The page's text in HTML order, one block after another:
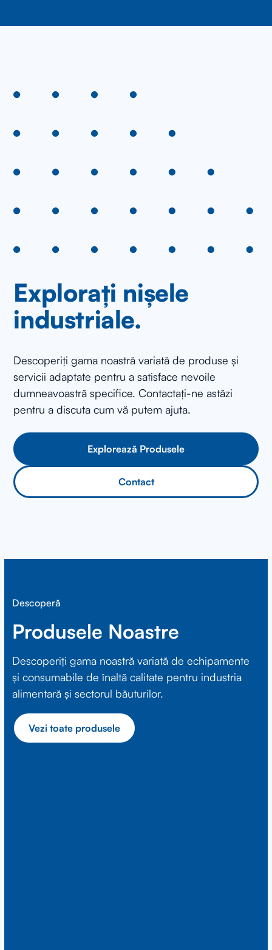
Explorați nișele
industriale.
Descoperiți gama noastră variată de produse și
servicii adaptate pentru a satisface nevoile
dumneavoastră specifice. Contactați-ne astăzi
pentru a discuta cum vă putem ajuta.
Explorează Produsele
Contact
Descoperă
Produsele Noastre
Descoperiți gama noastră variată de echipamente
și consumabile de înaltă calitate pentru industria
alimentară și sectorul băuturilor.
Vezi toate produsele